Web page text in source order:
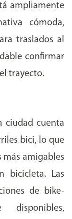
ampliamente
cómoda,
traslados al
confirmar
trayecto.
ciudad cuenta
bici, lo que
más amigables
bicicleta. Las
de bike-
disponibles,